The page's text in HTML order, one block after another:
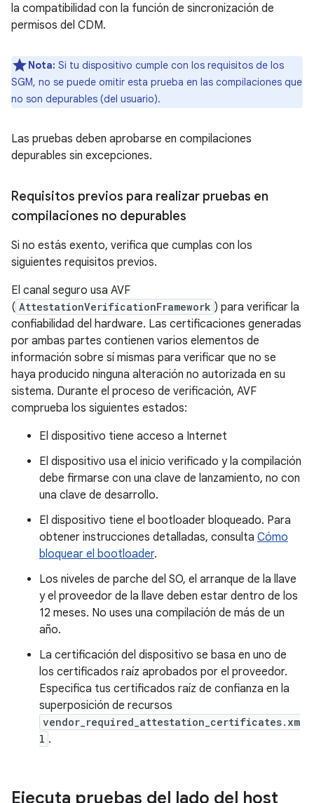
la compatibilidad con la función de sincronización de
permisos del CDM.
Nota: Si tu dispositivo cumple con los requisitos de los
SGM, no se puede omitir esta prueba en las compilaciones que
no son depurables (del usuario).
Las pruebas deben aprobarse en compilaciones
depurables sin excepciones.
Requisitos previos para realizar pruebas en
compilaciones no depurables
Si no estás exento, verifica que cumplas con los
siguientes requisitos previos.
El canal seguro usa AVF
( AttestationVerificationFramework ) para verificar la
confiabilidad del hardware. Las certificaciones generadas
por ambas partes contienen varios elementos de
información sobre sí mismas para verificar que no se
haya producido ninguna alteración no autorizada en su
sistema. Durante el proceso de verificación, AVF
comprueba los siguientes estados:
El dispositivo tiene acceso a Internet
El dispositivo usa el inicio verificado y la compilación
debe firmarse con una clave de lanzamiento, no con
una clave de desarrollo.
El dispositivo tiene el bootloader bloqueado. Para
obtener instrucciones detalladas, consulta Cómo
bloquear el bootloader.
Los niveles de parche del SO, el arranque de la llave
y el proveedor de la llave deben estar dentro de los
12 meses. No uses una compilación de más de un
año.
La certificación del dispositivo se basa en uno de
los certificados raíz aprobados por el proveedor.
Especifica tus certificados raíz de confianza en la
superposición de recursos
vendor_required_attestation_certificates.xm
l .
Ejecuta pruebas del lado del host